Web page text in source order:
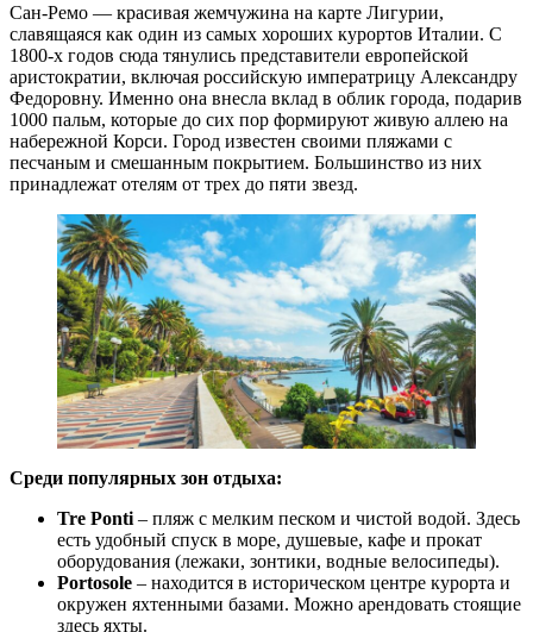
Сан-Ремо — красивая жемчужина на карте Лигурии,
славящаяся как один из самых хороших курортов Италии. С
1800-х годов сюда тянулись представители европейской
аристократии, включая российскую императрицу Александру
Федоровну. Именно она внесла вклад в облик города, подарив
1000 пальм, которые до сих пор формируют живую аллею на
набережной Корси. Город известен своими пляжами с
песчаным и смешанным покрытием. Большинство из них
принадлежат отелям от трех до пяти звезд.
Среди популярных зон отдыха:
Tre Ponti – пляж с мелким песком и чистой водой. Здесь
есть удобный спуск в море, душевые, кафе и прокат
оборудования (лежаки, зонтики, водные велосипеды).
Portosole – находится в историческом центре курорта и
окружен яхтенными базами. Можно арендовать стоящие
здесь яхты.